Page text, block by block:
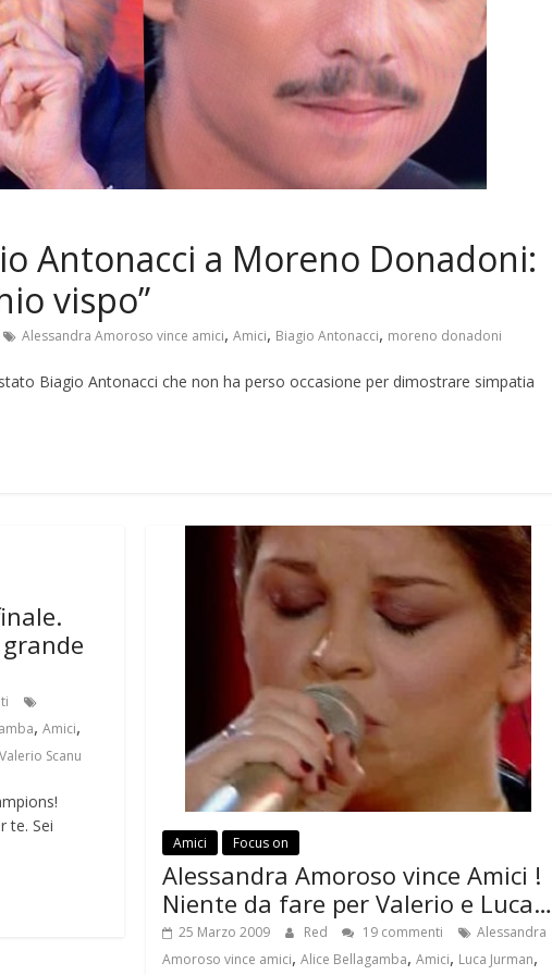
Antonacci a Moreno Donadoni:
vispo”
Alessandra Amoroso vince amici, Amici, Biagio Antonacci, moreno donadoni
Biagio Antonacci che non ha perso occasione per dimostrare simpatia
, Amici,
Valerio Scanu
te. Sei
Amici Focus on
Alessandra Amoroso vince Amici !
Niente da fare per Valerio e Luca…
25 Marzo 2009 Red 19 commenti
Alessandra
Amoroso vince amici,Alice Bellagamba,Amici, Luca Jurman,